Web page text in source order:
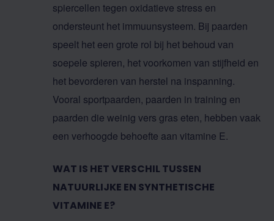
spiercellen tegen oxidatieve stress en
ondersteunt het immuunsysteem. Bij paarden
speelt het een grote rol bij het behoud van
soepele spieren, het voorkomen van stijfheid en
het bevorderen van herstel na inspanning.
Vooral sportpaarden, paarden in training en
paarden die weinig vers gras eten, hebben vaak
een verhoogde behoefte aan vitamine E.
WAT IS HET VERSCHIL TUSSEN
NATUURLIJKE EN SYNTHETISCHE
VITAMINE E?